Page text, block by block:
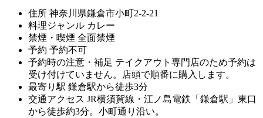
住所 神奈川県鎌倉市小町2-2-21
料理ジャンル カレー
禁煙・喫煙 全面禁煙
予約 予約不可
予約時の注意・補足 テイクアウト専門店のため予約は
受け付けていません。店頭で順番に購入します。
最寄り駅 鎌倉駅から徒歩3分
交通アクセス JR横須賀線・江ノ島電鉄「鎌倉駅」東口
から徒歩約3分。小町通り沿い。